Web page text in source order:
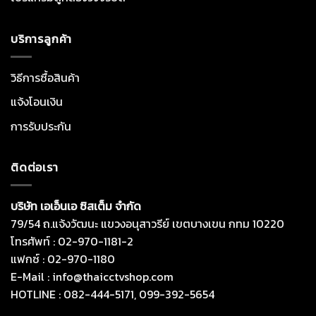
บริการลูกค้า
วิธีการซื้อสินค้า
แจ้งโอนเงิน
การรับประกัน
ติดต่อเรา
บริษัท เอเอ็นเอ ซิสเต็ม จำกัด
79/54 ถ.แจ้งวัฒนะ แขวงอนุสาวรีย์ เขตบางเขน กทม 10220
โทรศัพท์ : 02-970-1181-2
แฟกซ์ : 02-970-1180
E-Mail : info@thaicctvshop.com
HOTLINE : 082-444-5171, 099-392-5654